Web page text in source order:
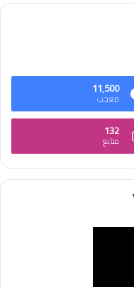
11٬500
معجب
132
متابع